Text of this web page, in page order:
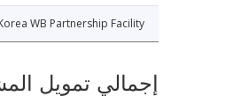
WB Partnership Facility
إجمالي تمويل